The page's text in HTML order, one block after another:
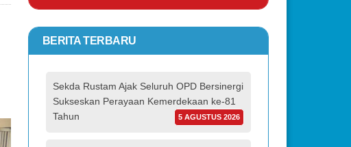
BERITA TERBARU
Sekda Rustam Ajak Seluruh OPD Bersinergi
Sukseskan Perayaan Kemerdekaan ke-81
Tahun
5 AGUSTUS 2026